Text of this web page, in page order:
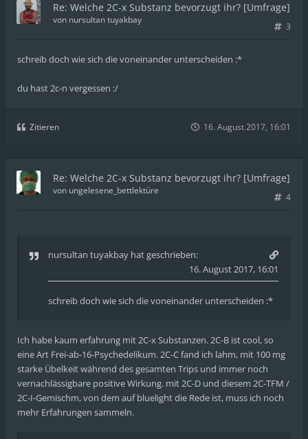
Re: Welche 2C-x Substanz bevorzugt ihr? [Umfrage]
3
von nursultan tuyakbay
schreib doch wie sich die voneinander unterscheiden :*
du hast 2c-n vergessen :/
Zitieren 16. August 2017, 16:01
Re: Welche 2C-x Substanz bevorzugt ihr? [Umfrage]
4
von ungelesene_bettlektüre
nursultan tuyakbay hat geschrieben:
16. August 2017, 16:01
schreib doch wie sich die voneinander unterscheiden :*
Ich habe kaum erfahrung mit 2C-x Substanzen. 2C-B ist cool, so
eine Art Frei-ab-16-Psychedelikum. 2C-C fand ich lahm, mit 100 mg
starke Übelkeit während des gesamten Trips und immer noch
vernachlässigbare positive Wirkung. mit 2C-D und diesem 2C-TFM /
2C-I-Gemischm, von dem auf bluelight die Rede ist, muss ich noch
mehr Erfahrungen sammeln.